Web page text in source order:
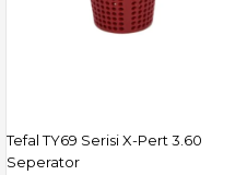
Tefal TY69 Serisi X-Pert 3.60
Seperator